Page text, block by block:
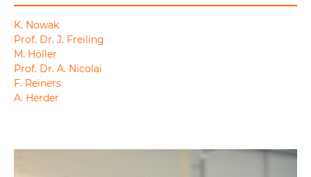
K. Nowak
Prof. Dr. J. Freiling
M. Höller
Prof. Dr. A. Nicolai
F. Reiners
A. Herder